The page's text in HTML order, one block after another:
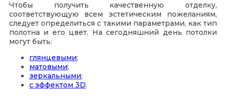
Чтобы получить качественную отделку,
соответствующую всем эстетическим пожеланиям,
следует определиться с такими параметрами, как тип
полотна и его цвет. На сегодняшний день потолки
могут быть:
глянцевыми;
матовыми;
зеркальными;
с эффектом 3D.